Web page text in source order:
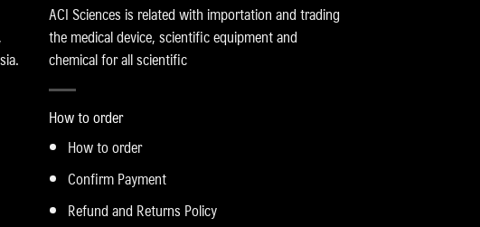
ACI Sciences is related with importation and trading
the medical device, scientific equipment and
chemical for all scientific
How to order
How to order
Confirm Payment
Refund and Returns Policy